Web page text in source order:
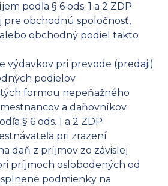
podľa § 6 ods. 1 a 2 ZDP
pre obchodnú spoločnosť,
obchodný podiel takto
výdavkov pri prevode (predaji)
podielov
formou nepeňažného
a daňovníkov
§ 6 ods. 1 a 2 ZDP
pri zrazení
daň z príjmov zo závislej
príjmoch oslobodených od
podmienky na